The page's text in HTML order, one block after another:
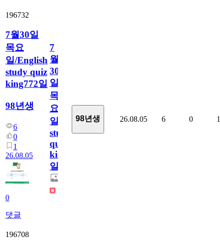
196732
7월30일
목요
일/English
study quiz
king772일
98년생
6
0
1
26.08.05
0
댓글
7
월
30
일
목
요
일/English
study
quiz
king772
일
98년생 26.08.05 6 0 1
196708